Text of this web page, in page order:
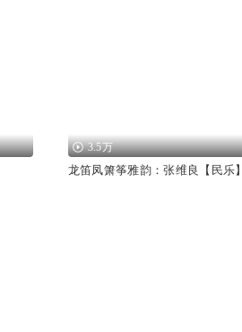
3.5万
龙笛凤箫筝雅韵：张维良【民乐】